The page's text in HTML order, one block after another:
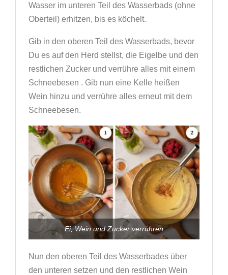
Wasser im unteren Teil des Wasserbads (ohne
Oberteil) erhitzen, bis es köchelt.
Gib in den oberen Teil des Wasserbads, bevor
Du es auf den Herd stellst, die Eigelbe und den
restlichen Zucker und verrühre alles mit einem
Schneebesen . Gib nun eine Kelle heißen
Wein hinzu und verrühre alles erneut mit dem
Schneebesen.
Ei, Wein und Zucker verrühren
Nun den oberen Teil des Wasserbades über
den unteren setzen und den restlichen Wein